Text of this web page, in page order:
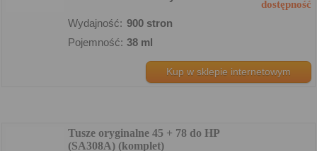
dostępność
Wydajność: 900 stron
Pojemność: 38 ml
Kup w sklepie internetowym
Tusze oryginalne 45 + 78 do HP
(SA308A) (komplet)